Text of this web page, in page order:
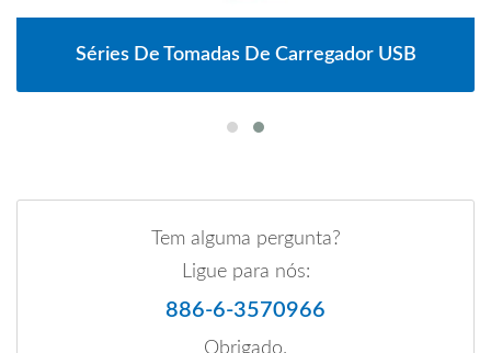
Séries De Tomadas De Carregador USB
Tem alguma pergunta?
Ligue para nós:
886-6-3570966
Obrigado.